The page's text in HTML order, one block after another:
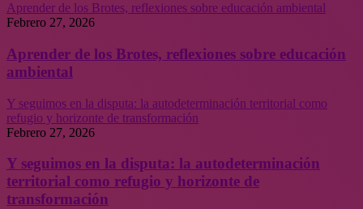
Aprender de los Brotes, reflexiones sobre educación ambiental
Febrero 27, 2026
Aprender de los Brotes, reflexiones sobre educación
ambiental
Y seguimos en la disputa: la autodeterminación territorial como
refugio y horizonte de transformación
Febrero 27, 2026
Y seguimos en la disputa: la autodeterminación
territorial como refugio y horizonte de
transformación